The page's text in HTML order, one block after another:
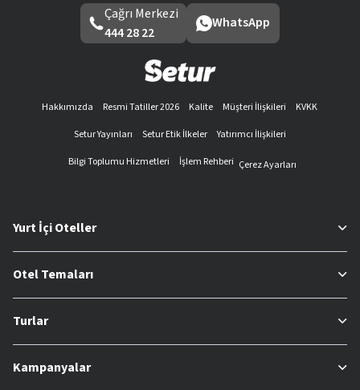
Çağrı Merkezi
444 28 22
WhatsApp
Hakkımızda Resmi Tatiller 2026 Kalite Müşteri İlişkileri
KVKK
Setur Yayınları
Setur Etik İlkeler
Yatırımcı İlişkileri
Bilgi Toplumu Hizmetleri
İşlem Rehberi Çerez Ayarları
Yurt İçi Oteller
Otel Temaları
Turlar
Kampanyalar